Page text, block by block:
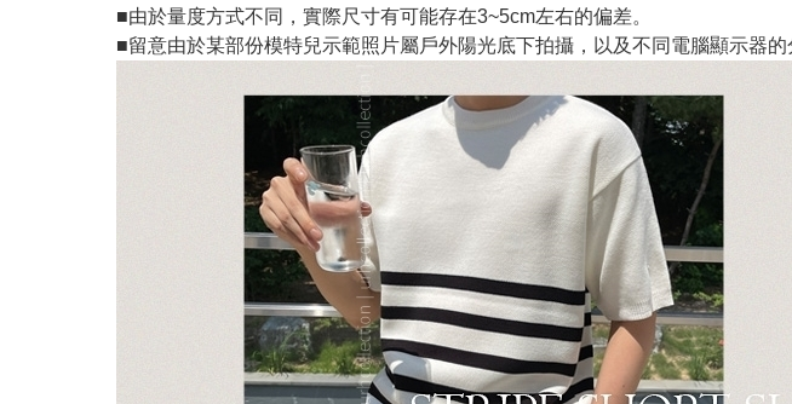
■由於量度方式不同，實際尺寸有可能存在3~5cm左右的偏差。
■留意由於某部份模特兒示範照片屬戶外陽光底下拍攝，以及不同電腦顯示器